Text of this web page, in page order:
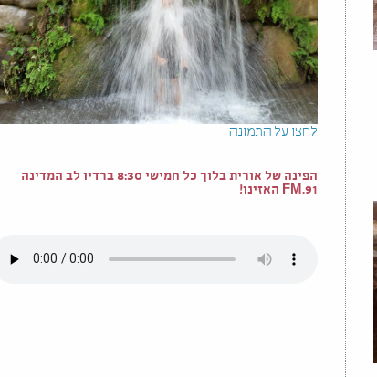
לחצו על התמונה
הפינה של אורית בלוך כל חמישי 8:30 ברדיו לב המדינה
91.FM האזינו!